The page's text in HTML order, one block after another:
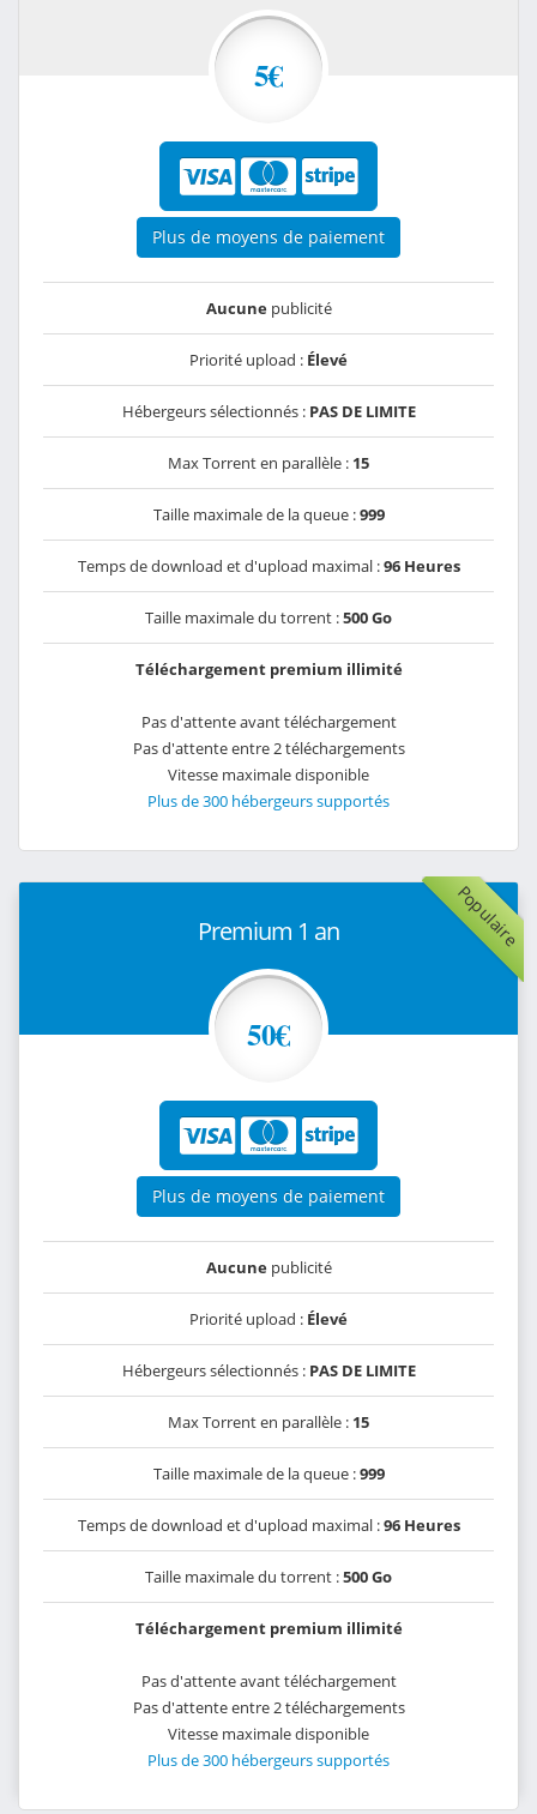
5€
Plus de moyens de paiement
Aucunepublicité
Priorité upload : Élevé
Hébergeurs sélectionnés : PAS DE LIMITE
Max Torrent en parallèle : 15
Taille maximale de la queue :999
Temps de download et d'upload maximal :96 Heures
Taille maximale du torrent :500 Go
Téléchargement premium illimité
Pas d'attente avant téléchargement
Pas d'attente entre 2 téléchargements
Vitesse maximale disponible
Plus de 300 hébergeurs supportés
Populaire
Premium 1 an
50€
Plus de moyens de paiement
Aucunepublicité
Priorité upload : Élevé
Hébergeurs sélectionnés : PAS DE LIMITE
Max Torrent en parallèle : 15
Taille maximale de la queue :999
Temps de download et d'upload maximal :96 Heures
Taille maximale du torrent :500 Go
Téléchargement premium illimité
Pas d'attente avant téléchargement
Pas d'attente entre 2 téléchargements
Vitesse maximale disponible
Plus de 300 hébergeurs supportés